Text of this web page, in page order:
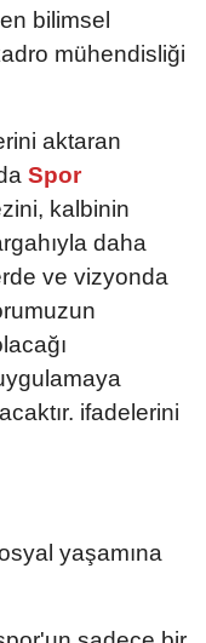
bilimsel
mühendisliği
aktaran
Spor
kalbinin
daha
ve vizyonda
ifadelerini
yaşamına